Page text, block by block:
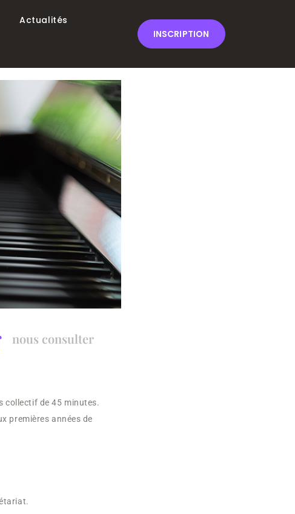
Actualités
INSCRIPTION
nous consulter
collectif de 45 minutes.
premières années de